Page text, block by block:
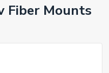
Fiber Mounts